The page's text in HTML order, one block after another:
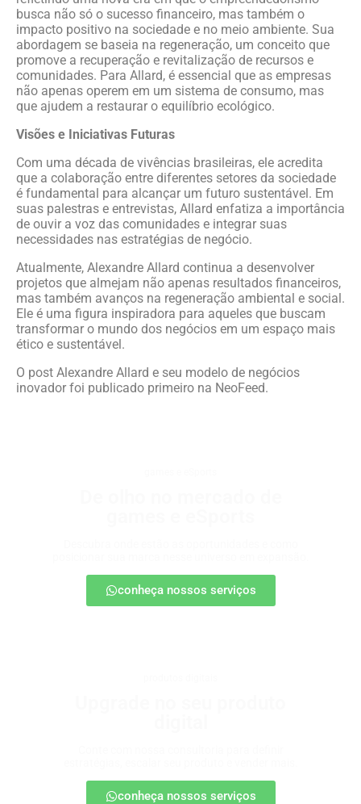
busca não só o sucesso financeiro, mas também o
impacto positivo na sociedade e no meio ambiente. Sua
abordagem se baseia na regeneração, um conceito que
promove a recuperação e revitalização de recursos e
comunidades. Para Allard, é essencial que as empresas
não apenas operem em um sistema de consumo, mas
que ajudem a restaurar o equilíbrio ecológico.
Visões e Iniciativas Futuras
Com uma década de vivências brasileiras, ele acredita
que a colaboração entre diferentes setores da sociedade
é fundamental para alcançar um futuro sustentável. Em
suas palestras e entrevistas, Allard enfatiza a importância
de ouvir a voz das comunidades e integrar suas
necessidades nas estratégias de negócio.
Atualmente, Alexandre Allard continua a desenvolver
projetos que almejam não apenas resultados financeiros,
mas também avanços na regeneração ambiental e social.
Ele é uma figura inspiradora para aqueles que buscam
transformar o mundo dos negócios em um espaço mais
ético e sustentável.
O post Alexandre Allard e seu modelo de negócios
inovador foi publicado primeiro na NeoFeed.
conheça nossos serviços
conheça nossos serviços